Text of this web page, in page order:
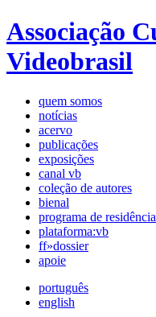
Associação
Videobrasil
quem somos
notícias
acervo
publicações
exposições
canal vb
coleção de autores
bienal
programa de
plataforma:vb
ff»dossier
apoie
português
english